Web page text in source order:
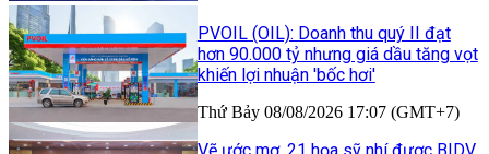
PVOIL (OIL): Doanh thu quý II đạt
hơn 90.000 tỷ nhưng giá dầu tăng vọt
khiến lợi nhuận 'bốc hơi'
Thứ Bảy 08/08/2026 17:07 (GMT+7)